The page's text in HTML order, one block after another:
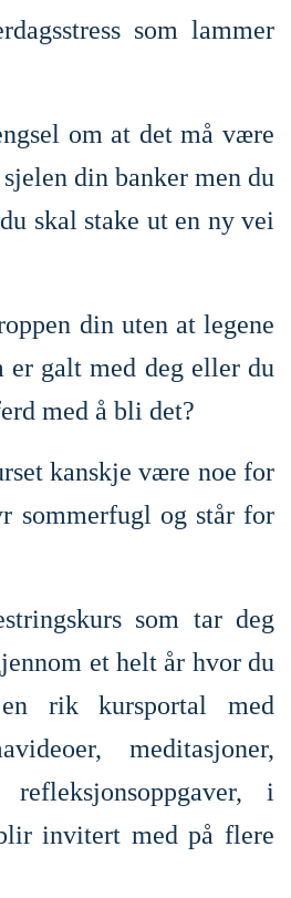
som lammer
om at det må være
din banker men du
skal stake ut en ny vei
din uten at legene
er galt med deg eller du
med å bli det?
kanskje være noe for
sommerfugl og står for
som tar deg
et helt år hvor du
rik kursportal med
meditasjoner,
i
invitert med på flere